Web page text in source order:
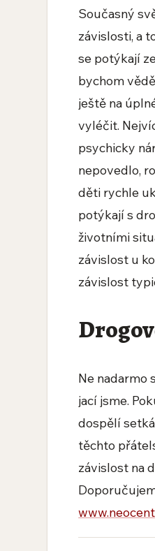
Současný
závislosti, a
se potýkají
bychom
ještě na
vyléčit.
psychicky
nepovedlo,
děti rychle
potýkají s
životními
závislost u
závislost
Ne nadarmo
jací jsme.
dospělí
těchto
závislost na